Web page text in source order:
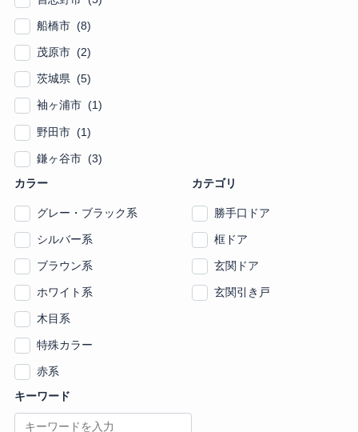
船橋市 (8)
茂原市 (2)
茨城県 (5)
袖ヶ浦市 (1)
野田市 (1)
鎌ヶ谷市 (3)
カラー
グレー・ブラック系
シルバー系
ブラウン系
ホワイト系
木目系
特殊カラー
赤系
カテゴリ
勝手口ドア
框ドア
玄関ドア
玄関引き戸
キーワード